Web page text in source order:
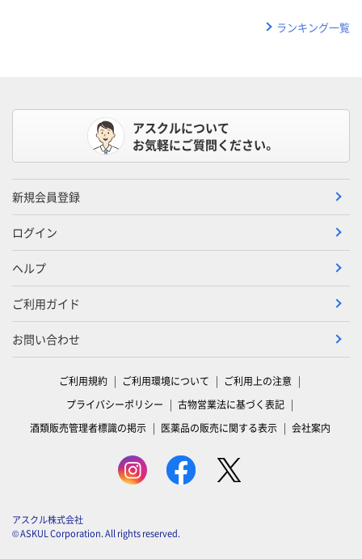
ランキング一覧
アスクルについて
お気軽にご質問ください。
新規会員登録
ログイン
ヘルプ
ご利用ガイド
お問い合わせ
ご利用規約 ご利用環境について
ご利用上の注意
プライバシーポリシー
古物営業法に基づく表記
酒類販売管理者標識の掲示
医薬品の販売に関する表示 会社案内
アスクル株式会社
© ASKUL Corporation. All rights reserved.